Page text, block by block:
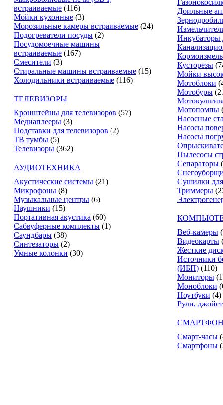
встраиваемые (116)
Мойки кухонные (3)
Морозильные камеры встраиваемые (24)
Подогреватели посуды (2)
Посудомоечные машины
встраиваемые (167)
Смесители (3)
Стиральные машины встраиваемые (15)
Холодильники встраиваемые (116)
ТЕЛЕВИЗОРЫ
Кронштейны для телевизоров (57)
Медиаплееры (3)
Подставки для телевизоров (2)
ТВ тумбы (5)
Телевизоры (362)
АУДИОТЕХНИКА
Акустические системы (21)
Микрофоны (8)
Музыкальные центры (6)
Наушники (15)
Портативная акустика (60)
Сабвуферные комплекты (1)
Саундбары (38)
Синтезаторы (2)
Умные колонки (30)
Доильные
Инкубаторы
Кусторезы
Мойки
Мотоблоки
Мотобуры
Мотопомпы
Насосные
Насосы
Насосы
Пылесосы
Сепараторы
Сушилки
Триммеры
Веб-камеры
Видеокарты
Жесткие
Источники
(ИБП) (110)
Мониторы
Моноблоки
Ноутбуки (4)
Рули,
Смарт-часы
Смартфоны